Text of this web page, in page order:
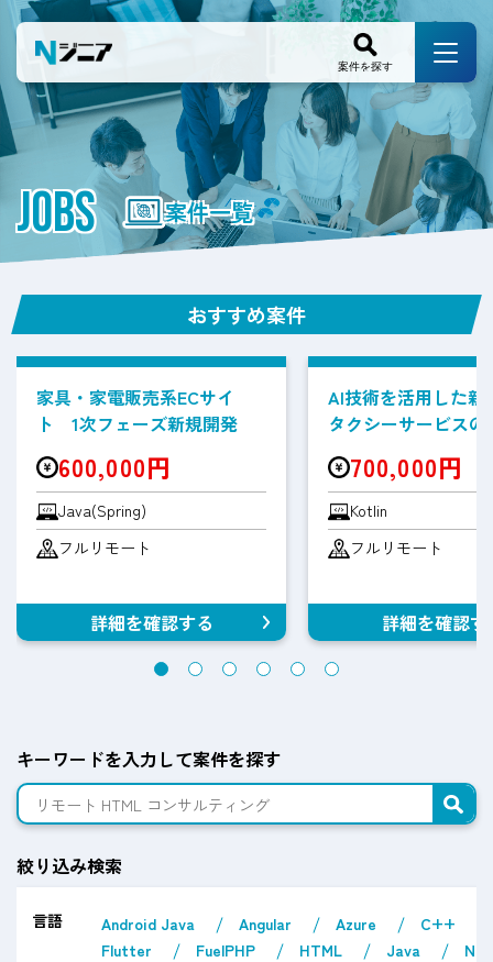
JOBS 案件一覧
おすすめ案件
家具・家電販売系ECサイ
ト 1次フェーズ新規開発
600,000円
Java(Spring)
フルリモート
詳細を確認する
AI技術を活用した新
タクシーサービスの
案件700,000円
Kotlin
フルリモート
詳細を確認す
キーワードを入力して案件を探す
絞り込み検索
言語 Android Java Angular Azure
C++
Flutter
FuelPHP HTML Java